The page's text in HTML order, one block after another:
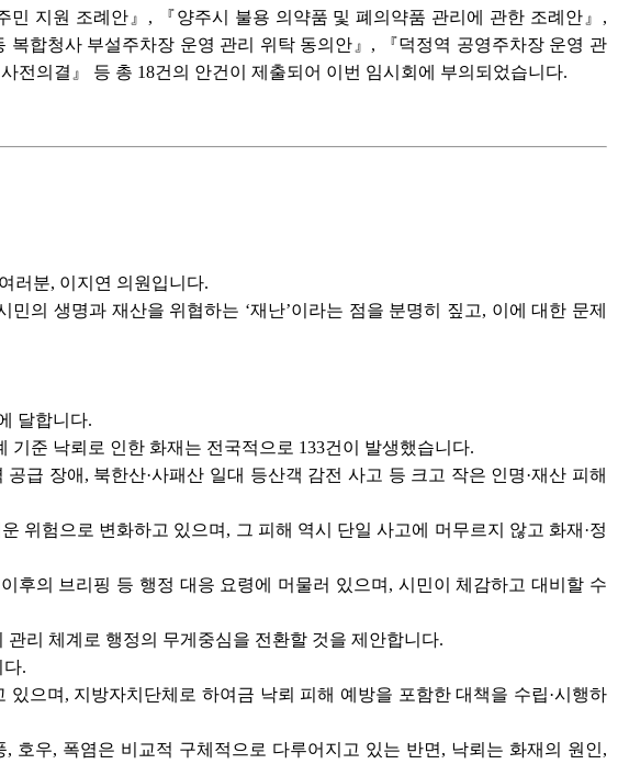
지원 조례안』, 『양주시 불용 의약품 및 폐의약품 관리에 관한 조례안』,
합청사 부설주차장 운영 관리 위탁 동의안』, 『덕정역 공영주차장 운영 관
전의결』 등 총 18건의 안건이 제출되어 이번 임시회에 부의되었습니다.
러분, 이지연 의원입니다.
의 생명과 재산을 위협하는 ‘재난’이라는 점을 분명히 짚고, 이에 대한 문제
달합니다.
준 낙뢰로 인한 화재는 전국적으로 133건이 발생했습니다.
급 장애, 북한산·사패산 일대 등산객 감전 사고 등 크고 작은 인명·재산 피해
위험으로 변화하고 있으며, 그 피해 역시 단일 사고에 머무르지 않고 화재·정
후의 브리핑 등 행정 대응 요령에 머물러 있으며, 시민이 체감하고 대비할 수
리 체계로 행정의 무게중심을 전환할 것을 제안합니다.
.
으며, 지방자치단체로 하여금 낙뢰 피해 예방을 포함한 대책을 수립·시행하
호우, 폭염은 비교적 구체적으로 다루어지고 있는 반면, 낙뢰는 화재의 원인,